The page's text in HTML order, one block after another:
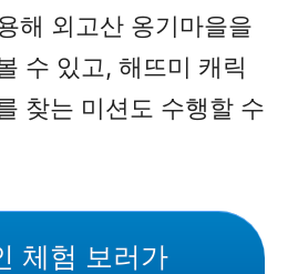
해 외고산 옹기마을을
수 있고, 해뜨미 캐릭
찾는 미션도 수행할 수
체험 보러가